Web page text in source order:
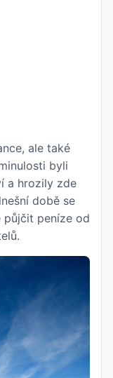
ale také
byli
a hrozily zde
době se
půjčit peníze od